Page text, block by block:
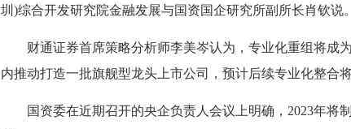
圳)综合开发研究院金融发展与国资国企研究所副所长肖钦说。
财通证券首席策略分析师李美岑认为，专业化重组将成
内推动打造一批旗舰型龙头上市公司，预计后续专业化整合
国资委在近期召开的央企负责人会议上明确，2023年将